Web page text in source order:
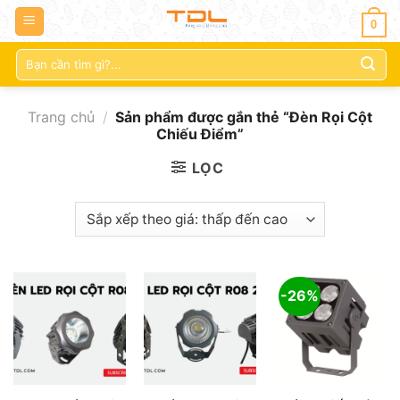
0
Tìm
kiếm:
Trang chủ / Sản phẩm được gắn thẻ “Đèn Rọi Cột
Chiếu Điểm”
LỌC
-26%